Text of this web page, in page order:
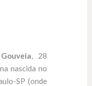
, 28
nascida no
SP (onde